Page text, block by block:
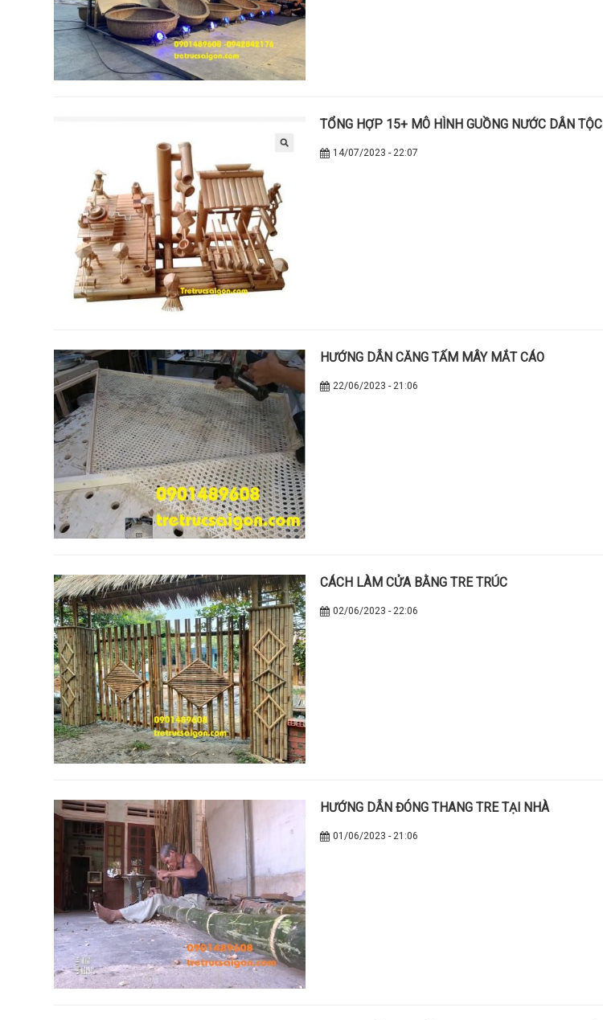
TỔNG HỢP 15+ MÔ HÌNH GUỒNG NƯỚC DÂN TỘC
14/07/2023 - 22:07
HƯỚNG DẪN CĂNG TẤM MÂY MẮT CÁO
22/06/2023 - 21:06
CÁCH LÀM CỬA BẰNG TRE TRÚC
02/06/2023 - 22:06
HƯỚNG DẪN ĐÓNG THANG TRE TẠI NHÀ
01/06/2023 - 21:06